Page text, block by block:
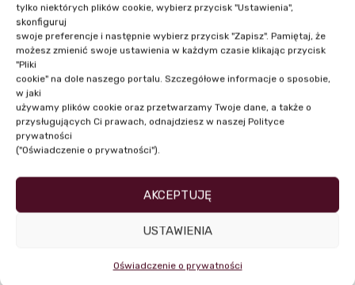
tylko niektórych plików cookie, wybierz przycisk "Ustawienia",
skonfiguruj
swoje preferencje i następnie wybierz przycisk "Zapisz". Pamiętaj, że
możesz zmienić swoje ustawienia w każdym czasie klikając przycisk
"Pliki
cookie" na dole naszego portalu. Szczegółowe informacje o sposobie,
w jaki
używamy plików cookie oraz przetwarzamy Twoje dane, a także o
przysługujących Ci prawach, odnajdziesz w naszej Polityce
prywatności
("Oświadczenie o prywatności").
AKCEPTUJĘ
USTAWIENIA
Oświadczenie o prywatności